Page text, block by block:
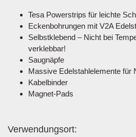
Tesa Powerstrips für leichte
Eckenbohrungen mit V2A
Selbstklebend – Nicht bei
verklebbar!
Saugnäpfe
Massive Edelstahlelemente für
Kabelbinder
Magnet-Pads
Verwendungsort: